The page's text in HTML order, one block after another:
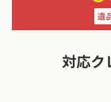
遺
対応ク